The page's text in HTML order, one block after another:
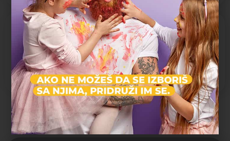
Aktivnosti koje pruža
Kultura i istorija Obilazak i razgledanje
Umetnost
Možda vas zanima i sledeće: